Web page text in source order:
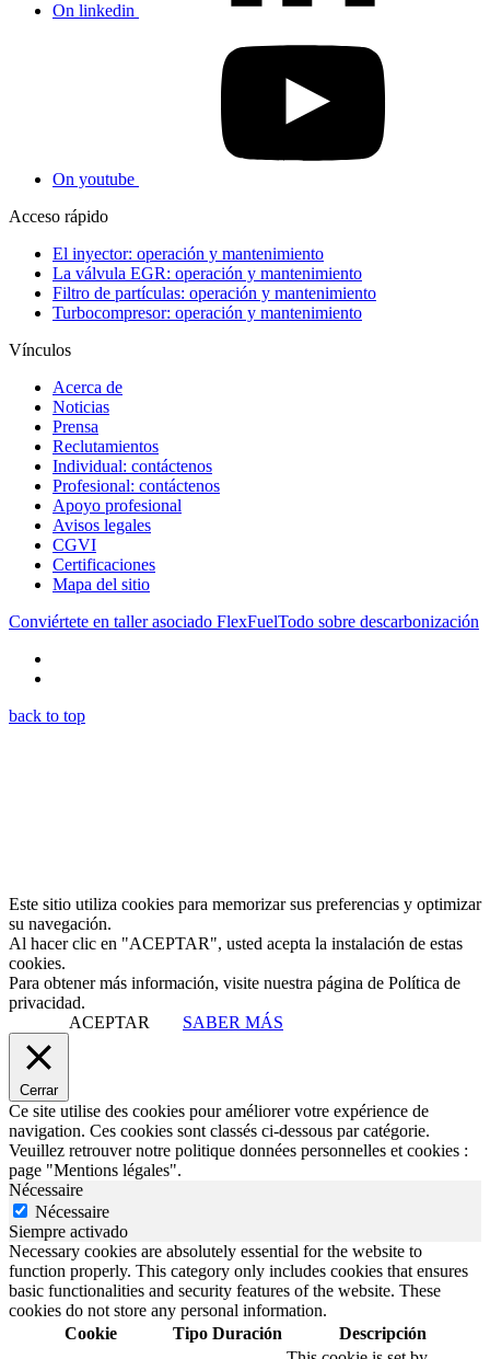
On linkedin
On youtube
Acceso rápido
El inyector: operación y mantenimiento
La válvula EGR: operación y mantenimiento
Filtro de partículas: operación y mantenimiento
Turbocompresor: operación y mantenimiento
Vínculos
Acerca de
Noticias
Prensa
Reclutamientos
Individual: contáctenos
Profesional: contáctenos
Apoyo profesional
Avisos legales
CGVI
Certificaciones
Mapa del sitio
Conviértete en taller asociado FlexFuelTodo sobre descarbonización
back to top
Este sitio utiliza cookies para memorizar sus preferencias y optimizar
su navegación.
Al hacer clic en "ACEPTAR", usted acepta la instalación de estas
cookies.
Para obtener más información, visite nuestra página de Política de
privacidad.
ACEPTAR
SABER MÁS
Cerrar
Ce site utilise des cookies pour améliorer votre expérience de
navigation. Ces cookies sont classés ci-dessous par catégorie.
Veuillez retrouver notre politique données personnelles et cookies :
page "Mentions légales".
Nécessaire
Nécessaire
Siempre activado
Necessary cookies are absolutely essential for the website to
function properly. This category only includes cookies that ensures
basic functionalities and security features of the website. These
cookies do not store any personal information.
Cookie
Tipo Duración
Descripción